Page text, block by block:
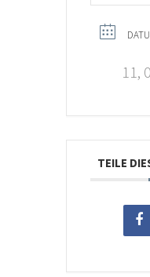
11,
TEILE